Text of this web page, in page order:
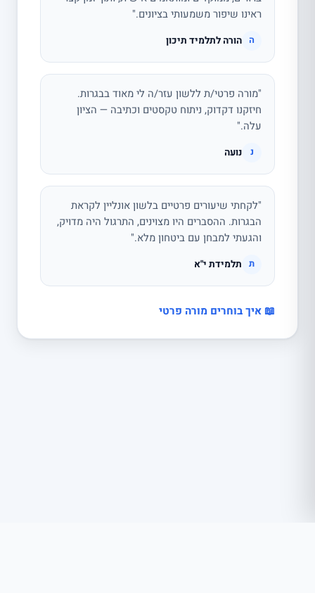
ראינו שיפור משמעותי בציונים."
ה הורה לתלמיד תיכון
"מורה פרטי/ת ללשון עזר/ה לי מאוד בבגרות.
חיזקנו דקדוק, ניתוח טקסטים וכתיבה — הציון
עלה."
נ נועה
"לקחתי שיעורים פרטיים בלשון אונליין לקראת
הבגרות. ההסברים היו מצוינים, התרגול היה מדויק,
והגעתי למבחן עם ביטחון מלא."
ת תלמידת י"א
📖 איך בוחרים מורה פרטי